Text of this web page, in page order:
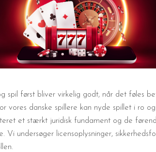
spil først bliver virkelig godt, når det føles
vores danske spillere kan nyde spillet i ro
et stærkt juridisk fundament og de
undersøger licensoplysninger,